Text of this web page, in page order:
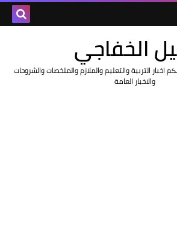
الخفاجي
اخبار التربية والتعليم والملازم والملخصات والشروحات
والاخبار العامة